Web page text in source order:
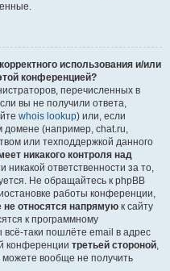
использования и/или
конференцией?
перечисленных в
вы не получили ответа,
whois lookup) или, если
домене (например, chat.ru,
или техподдержкой данного
никакого контроля над
никакой ответственности за то,
Не обращайтесь к phpBB
работы конференции,
не относятся напрямую к сайту
к программному
таки пошлёте email в адрес
конференции третьей стороной,
вообще не получить